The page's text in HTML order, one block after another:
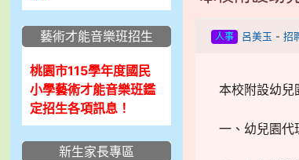
人事 呂美玉 - 招
本校附設幼兒
一、幼兒園代
藝術才能音樂班招生
桃園市115學年度國民
小學藝術才能音樂班鑑
定招生各項訊息！
新生家長專區